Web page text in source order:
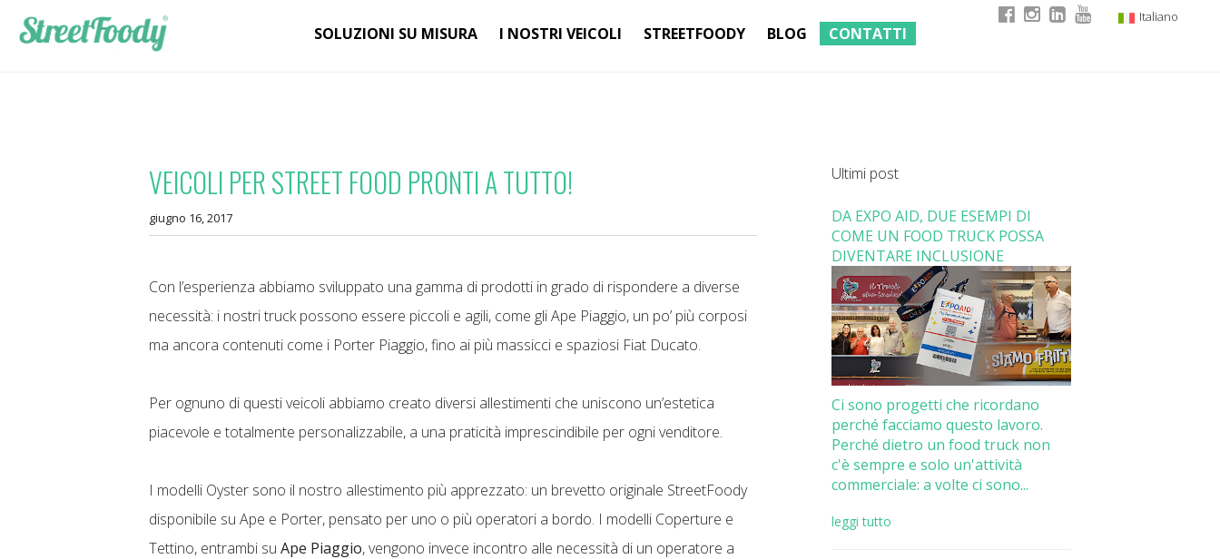
Italiano
SOLUZIONI SU MISURA I NOSTRI VEICOLI STREETFOODY BLOG CONTATTI
VEICOLI PER STREET FOOD PRONTI A TUTTO!
giugno 16, 2017
Con l’esperienza abbiamo sviluppato una gamma di prodotti in grado di rispondere a diverse
necessità: i nostri truck possono essere piccoli e agili, come gli Ape Piaggio, un po’ più corposi
ma ancora contenuti come i Porter Piaggio, fino ai più massicci e spaziosi Fiat Ducato.
Per ognuno di questi veicoli abbiamo creato diversi allestimenti che uniscono un’estetica
piacevole e totalmente personalizzabile, a una praticità imprescindibile per ogni venditore.
I modelli Oyster sono il nostro allestimento più apprezzato: un brevetto originale StreetFoody
disponibile su Ape e Porter, pensato per uno o più operatori a bordo. I modelli Coperture e
Tettino, entrambi suApe Piaggio, vengono invece incontro alle necessità di un operatore a
Ultimi post
DA EXPO AID, DUE ESEMPI DI
COME UN FOOD TRUCK POSSA
DIVENTARE INCLUSIONE
Ci sono progetti che ricordano
perché facciamo questo lavoro.
Perché dietro un food truck non
c'è sempre e solo un'attività
commerciale: a volte ci sono...
leggi tutto